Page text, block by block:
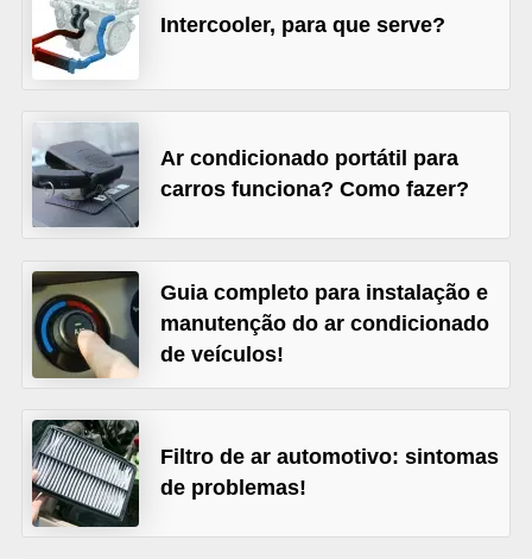
Intercooler, para que serve?
Ar condicionado portátil para
carros funciona? Como fazer?
Guia completo para instalação e
manutenção do ar condicionado
de veículos!
Filtro de ar automotivo: sintomas
de problemas!
u
l
o
B
i
i
c
l
e
t
a
s